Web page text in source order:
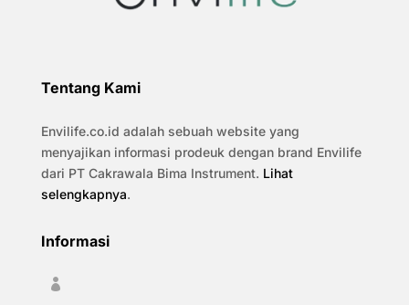
Tentang Kami
Envilife.co.id adalah sebuah website yang
menyajikan informasi prodeuk dengan brand Envilife
dari PT Cakrawala Bima Instrument. Lihat
selengkapnya.
Informasi
